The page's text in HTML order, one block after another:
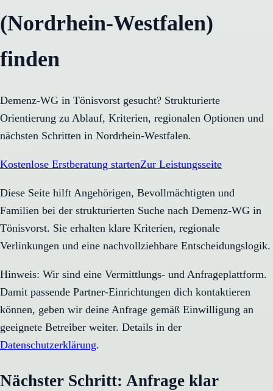
(Nordrhein-Westfalen)
finden
Demenz-WG in Tönisvorst gesucht? Strukturierte
Orientierung zu Ablauf, Kriterien, regionalen Optionen und
nächsten Schritten in Nordrhein-Westfalen.
Kostenlose Erstberatung startenZur Leistungsseite
Diese Seite hilft Angehörigen, Bevollmächtigten und
Familien bei der strukturierten Suche nach Demenz-WG in
Tönisvorst. Sie erhalten klare Kriterien, regionale
Verlinkungen und eine nachvollziehbare Entscheidungslogik.
Hinweis: Wir sind eine Vermittlungs- und Anfrageplattform.
Damit passende Partner-Einrichtungen dich kontaktieren
können, geben wir deine Anfrage gemäß Einwilligung an
geeignete Betreiber weiter. Details in der
Datenschutzerklärung.
Nächster Schritt: Anfrage klar